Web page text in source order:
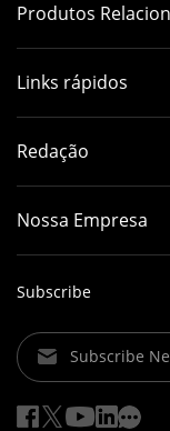
Produtos
Links rápidos
Redação
Nossa Empresa
Subscribe
Subscribe